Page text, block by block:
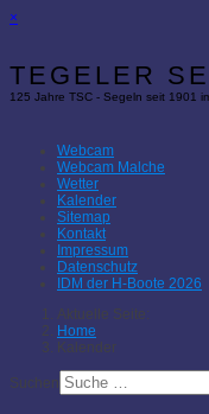
×
TEGELER
125 Jahre TSC - Segeln seit 1901
Webcam
Webcam Malche
Wetter
Kalender
Sitemap
Kontakt
Impressum
Datenschutz
IDM der H-Boote 2026
Aktuelle Seite:
Home
Kalender
Suchen